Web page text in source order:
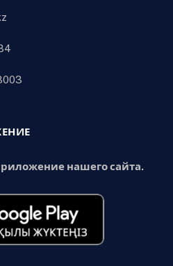
нашего сайта.